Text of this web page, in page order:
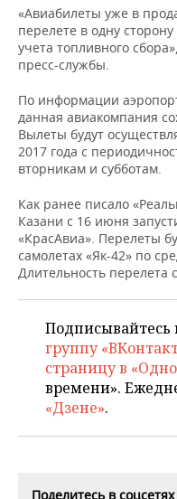
ТОРГОВЫЕ ЦЕНТРЫ
ТАТАРСТАНА
ИНВЕСТИЦИИ
МАШИНОСТРОЕНИЕ
НЕФТЕХИМИЯ
НЕФТЬ
ОПК
ЭНЕРГЕТИКА
НОВОСТИ БИЗНЕСА
ТРАНСПОРТ
УСЛУГИ
ТЕХНОЛОГИИ
IT
МЕДИА
НОВОСТИ
ВЫЕЗДНАЯ РЕДАКЦИЯ
БИЗНЕС-БРАНЧИ
ONLINE-
СПОРТ
НОВОСТИ СПОРТА
ФУТБОЛ
ХОККЕЙ
ВОЛЕЙБОЛ
КИБЕРСПОРТ
ФИГУРНОЕ КАТАНИЕ
ХОККЕЙ С МЯЧОМ
ОБЩЕСТВО
НОВОСТИ ОБЩЕСТВА
ВЛАСТЬ
ИСТОРИЯ
КУЛЬТУРА
МЕДИЦИНА
ПРОИСШЕСТВИЯ
ФОТОГАЛЕРЕЯ
СЮЖЕТЫ
СПИСОК ПЕРСОН
СПИСОК КОМПАНИЙ
ПОЛНАЯ ВЕРСИЯ
«Авиабилеты уже в
перелете в одну
учета топливного
пресс-службы.
По информации
данная авиакомпания
Вылеты будут
2017 года с
вторникам и субботам.
Как ранее писало
Казани с 16 июня
«КрасАвиа». Перелеты
самолетах «Як-42» по
Длительность перелета
Подписывайтесь
группу
страницу в
времени».
«Дзене».
Поделитесь в соцсетях